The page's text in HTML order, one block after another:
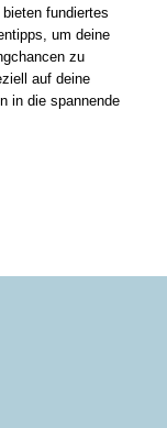
fundiertes
um deine
zu
auf deine
in die spannende